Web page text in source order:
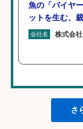
魚の「バイヤ
ットを生む、
会社名 株式会
さ